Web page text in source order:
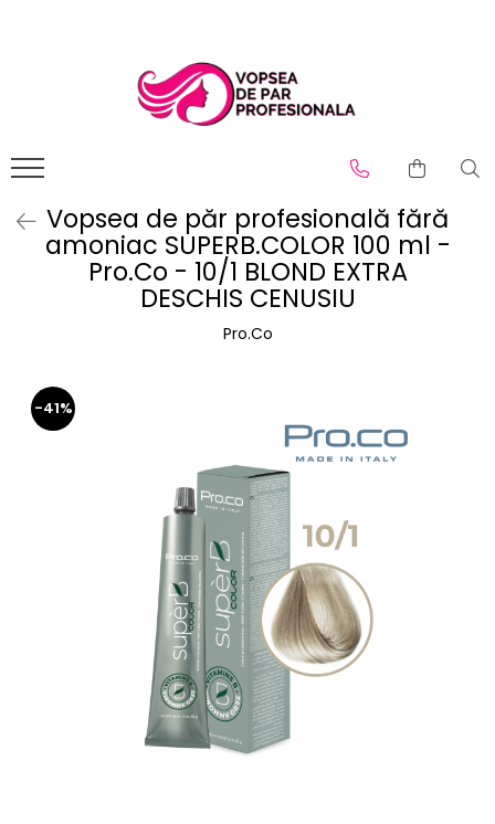
SHOT
Vopsea de păr profesională fără
amoniac SUPERB.COLOR 100 ml -
Pro.Co - 10/1 BLOND EXTRA
DESCHIS CENUSIU
Pro.Co
-41%